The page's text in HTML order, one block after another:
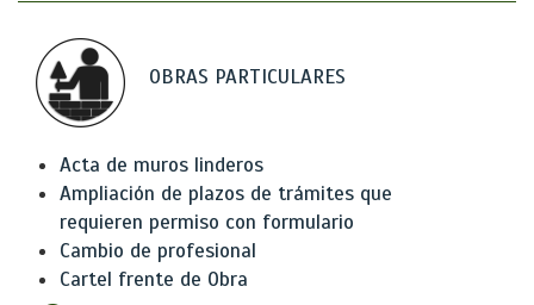
OBRAS PARTICULARES
Acta de muros linderos
Ampliación de plazos de trámites que
requieren permiso con formulario
Cambio de profesional
Cartel frente de Obra